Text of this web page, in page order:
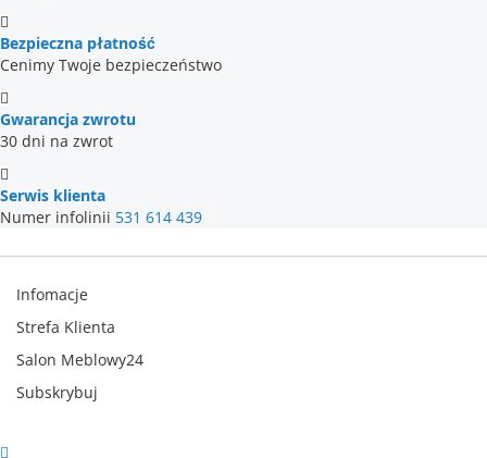
Bezpieczna płatność
Cenimy Twoje bezpieczeństwo
Gwarancja zwrotu
30 dni na zwrot
Serwis klienta
Numer infolinii 531 614 439
Infomacje
Strefa Klienta
Salon Meblowy24
Subskrybuj